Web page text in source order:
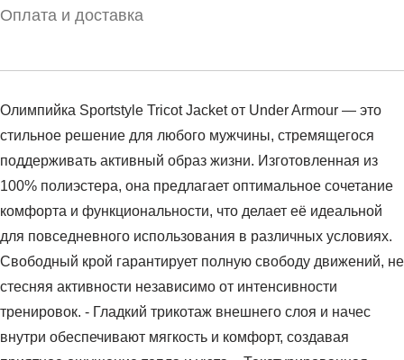
Оплата и доставка
Олимпийка Sportstyle Tricot Jacket от Under Armour — это
стильное решение для любого мужчины, стремящегося
поддерживать активный образ жизни. Изготовленная из
100% полиэстера, она предлагает оптимальное сочетание
комфорта и функциональности, что делает её идеальной
для повседневного использования в различных условиях.
Свободный крой гарантирует полную свободу движений, не
стесняя активности независимо от интенсивности
тренировок. - Гладкий трикотаж внешнего слоя и начес
внутри обеспечивают мягкость и комфорт, создавая